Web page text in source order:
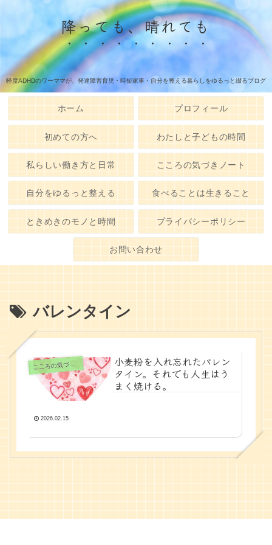
降っても、晴れても
軽度ADHDのワーママが、発達障害育児・時短家事・自分を整える暮らしをゆるっと綴るブログ
ホーム プロフィール
初めての方へ わたしと子どもの時間
私らしい働き方と日常 こころの気づきノート
自分をゆるっと整える 食べることは生きること
ときめきのモノと時間 プライバシーポリシー
お問い合わせ
バレンタイン
こころの気づきノート
小麦粉を入れ忘れたバレン
タイン。それでも人生はう
まく焼ける。
2026.02.15